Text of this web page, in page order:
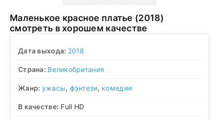
Маленькое красное платье (2018)
смотреть в хорошем качестве
Дата выхода: 2018
Страна: Великобритания
Жанр: ужасы, фэнтези, комедия
В качестве: Full HD